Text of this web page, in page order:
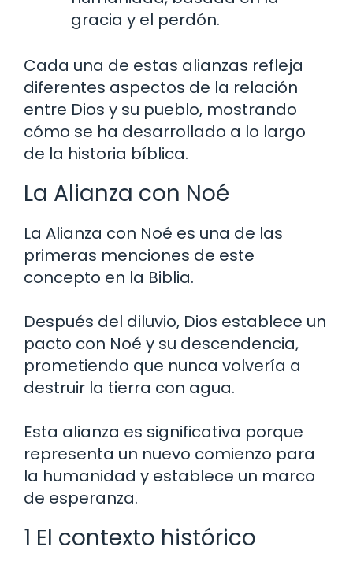
gracia y el perdón.
Cada una de estas alianzas refleja
diferentes aspectos de la relación
entre Dios y su pueblo, mostrando
cómo se ha desarrollado a lo largo
de la historia bíblica.
La Alianza con Noé
La Alianza con Noé es una de las
primeras menciones de este
concepto en la Biblia.
Después del diluvio, Dios establece un
pacto con Noé y su descendencia,
prometiendo que nunca volvería a
destruir la tierra con agua.
Esta alianza es significativa porque
representa un nuevo comienzo para
la humanidad y establece un marco
de esperanza.
1 El contexto histórico